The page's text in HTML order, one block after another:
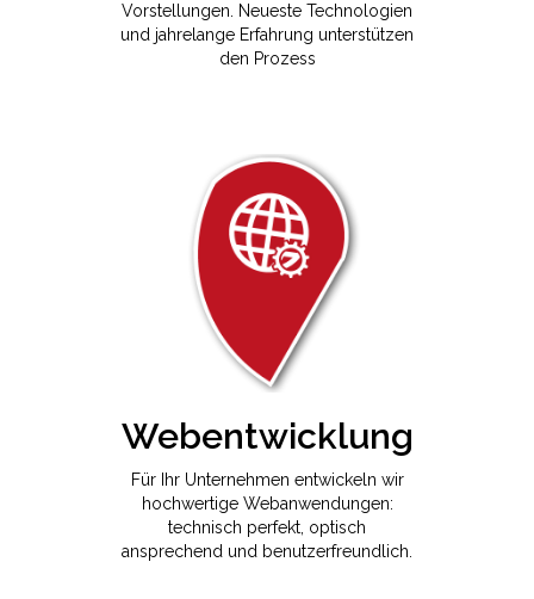
Vorstellungen. Neueste Technologien
und jahrelange Erfahrung unterstützen
den Prozess
Webentwicklung
Für Ihr Unternehmen entwickeln wir
hochwertige Webanwendungen:
technisch perfekt, optisch
ansprechend und benutzerfreundlich.